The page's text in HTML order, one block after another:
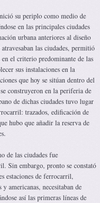
su periplo como medio de
en las principales ciudades
urbana anteriores al diseño
las ciudades, permitió
el criterio predominante de las
sus instalaciones en la
que hoy se sitúan dentro del
construyeron en la periferia de
de dichas ciudades tuvo lugar
trazados, edificación de
hubo que añadir la reserva de
de las ciudades fue
Sin embargo, pronto se constató
estaciones de ferrocarril,
y americanas, necesitaban de
así las primeras líneas de